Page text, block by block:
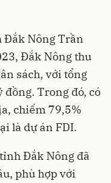
Đắk Nông Trần
Đắk Nông thu
sách, với tổng
Trong đó, có
chiếm 79,5%
là dự án FDI.
Đắk Nông đã
phù hợp với